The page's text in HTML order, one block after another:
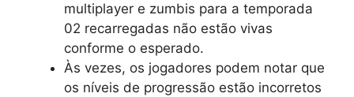
multiplayer e zumbis para a temporada
02 recarregadas não estão vivas
conforme o esperado.
Às vezes, os jogadores podem notar que
os níveis de progressão estão incorretos